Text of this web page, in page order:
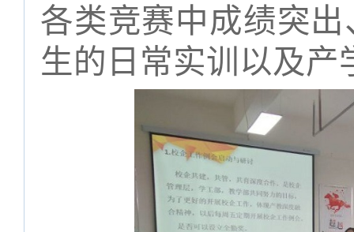
各类竞赛中成绩突
生的日常实训以及产